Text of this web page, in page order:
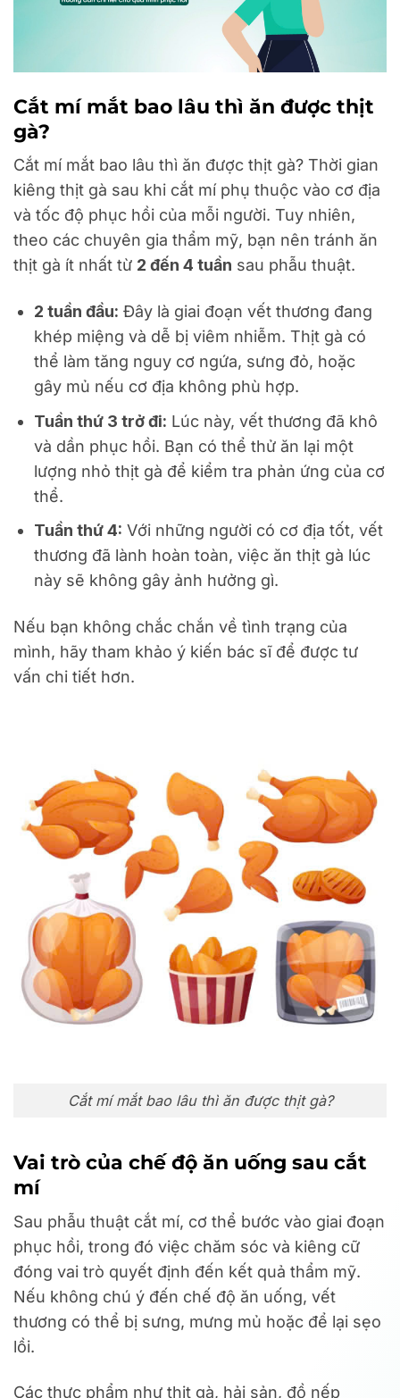
Cắt mí mắt bao lâu thì ăn được thịt
gà?
Cắt mí mắt bao lâu thì ăn được thịt gà? Thời gian
kiêng thịt gà sau khi cắt mí phụ thuộc vào cơ địa
và tốc độ phục hồi của mỗi người. Tuy nhiên,
theo các chuyên gia thẩm mỹ, bạn nên tránh ăn
thịt gà ít nhất từ 2 đến 4 tuần sau phẫu thuật.
2 tuần đầu: Đây là giai đoạn vết thương đang
khép miệng và dễ bị viêm nhiễm. Thịt gà có
thể làm tăng nguy cơ ngứa, sưng đỏ, hoặc
gây mủ nếu cơ địa không phù hợp.
Tuần thứ 3 trở đi: Lúc này, vết thương đã khô
và dần phục hồi. Bạn có thể thử ăn lại một
lượng nhỏ thịt gà để kiểm tra phản ứng của cơ
thể.
Tuần thứ 4: Với những người có cơ địa tốt, vết
thương đã lành hoàn toàn, việc ăn thịt gà lúc
này sẽ không gây ảnh hưởng gì.
Nếu bạn không chắc chắn về tình trạng của
mình, hãy tham khảo ý kiến bác sĩ để được tư
vấn chi tiết hơn.
Cắt mí mắt bao lâu thì ăn được thịt gà?
Vai trò của chế độ ăn uống sau cắt
mí
Sau phẫu thuật cắt mí, cơ thể bước vào giai đoạn
phục hồi, trong đó việc chăm sóc và kiêng cữ
đóng vai trò quyết định đến kết quả thẩm mỹ.
Nếu không chú ý đến chế độ ăn uống, vết
thương có thể bị sưng, mưng mủ hoặc để lại sẹo
lồi.
Các thực phẩm như thịt gà, hải sản, đồ nếp